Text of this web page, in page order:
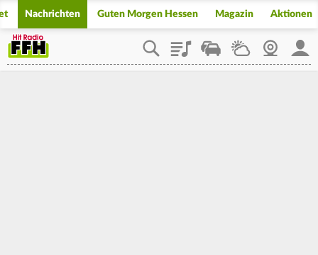
Nachrichten Guten Morgen Hessen Magazin Aktionen
PlaylistStaupilotWetterWebcam